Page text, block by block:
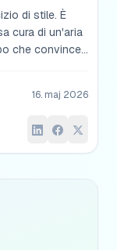
di stile. È
cura di un'aria
che convince,
nel 2026.
16. maj 2026